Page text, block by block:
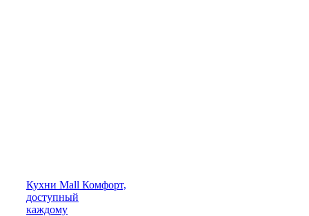
Кухни Mall Комфорт,
доступный
каждому